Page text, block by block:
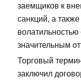
заемщиков к
санкций, а
волатильностью
значительным
Торговый
заключил